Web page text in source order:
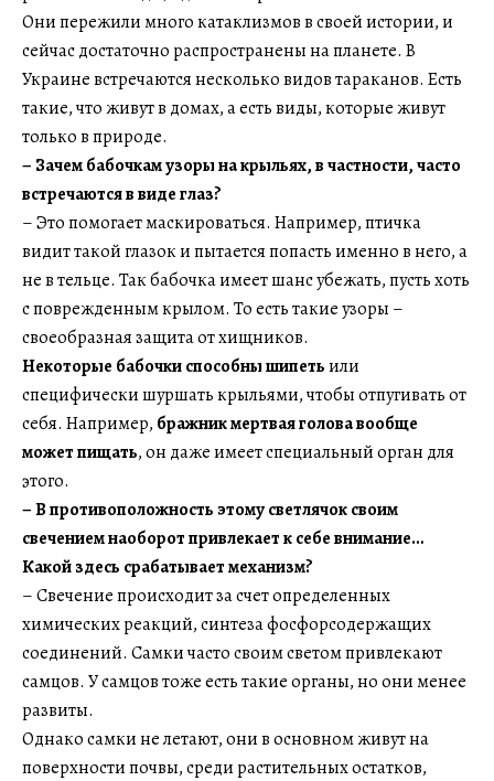
Они пережили много катаклизмов в своей истории, и
сейчас достаточно распространены на планете. В
Украине встречаются несколько видов тараканов. Есть
такие, что живут в домах, а есть виды, которые живут
только в природе.
– Зачем бабочкам узоры на крыльях, в частности, часто
встречаются в виде глаз?
– Это помогает маскироваться. Например, птичка
видит такой глазок и пытается попасть именно в него, а
не в тельце. Так бабочка имеет шанс убежать, пусть хоть
с поврежденным крылом. То есть такие узоры –
своеобразная защита от хищников.
Некоторые бабочки способны шипетьили
специфически шуршать крыльями, чтобы отпугивать от
себя. Например, бражник мертвая голова вообще
может пищать, он даже имеет специальный орган для
этого.
– В противоположность этому светлячок своим
свечением наоборот привлекает к себе внимание…
Какой здесь срабатывает механизм?
– Свечение происходит за счет определенных
химических реакций, синтеза фосфорсодержащих
соединений. Самки часто своим светом привлекают
самцов. У самцов тоже есть такие органы, но они менее
развиты.
Однако самки не летают, они в основном живут на
поверхности почвы, среди растительных остатков,